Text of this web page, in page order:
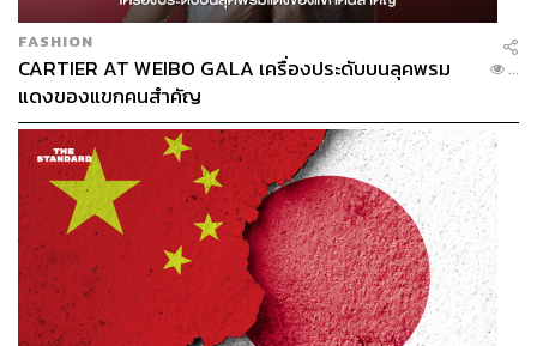
FASHION
CARTIER AT WEIBO GALA เครื่องประดับบนลุคพรม
แดงของแขกคนสำคัญ
...